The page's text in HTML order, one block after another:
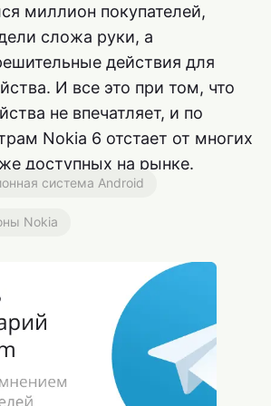
миллион покупателей,
сложа руки, а
действия для
И все это при том, что
не впечатляет, и по
Nokia 6 отстает от многих
доступных на рынке.
система Android
Nokia